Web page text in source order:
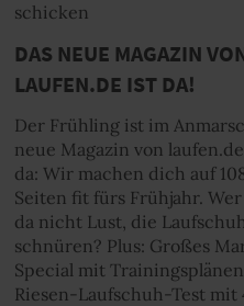
schicken
DAS NEUE MAGAZIN
LAUFEN.DE IST DA!
Der Frühling ist im
neue Magazin von
da: Wir machen dich auf
Seiten fit fürs Frühjahr.
da nicht Lust, die
schnüren? Plus: Großes
Special mit
Riesen-Laufschuh-Test mit